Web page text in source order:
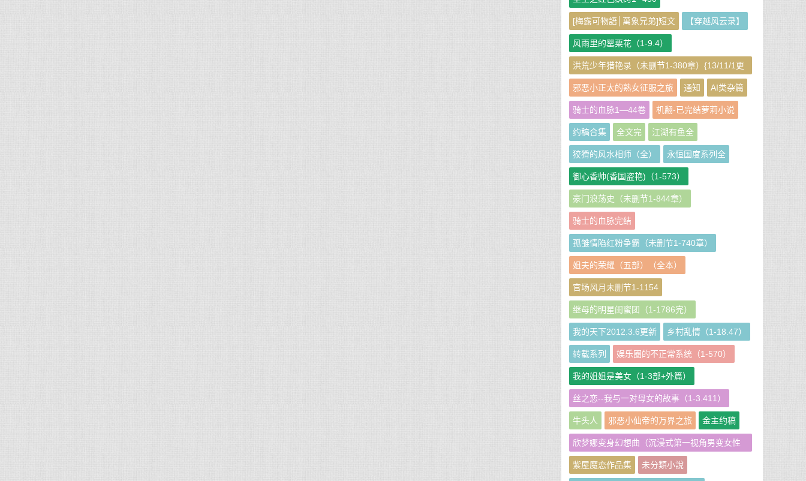
[梅露可物語│萬象兄弟]短文 【穿越风云录】
风雨里的罂粟花（1-9.4）
洪荒少年猎艳录（未删节1-380章）{13/11/1更
新}
邪恶小正太的熟女征服之旅 通知 AI类杂篇
骑士的血脉1—44卷 机翻-已完结萝莉小说
约稿合集 全文完 江湖有鱼全
狡猾的风水相师（全） 永恒国度系列全
御心香帅(香国盗艳)（1-573）
豪门浪荡史（未删节1-844章）
骑士的血脉完结
孤雏情陷红粉争霸（未删节1-740章）
姐夫的荣耀（五部）（全本）
官场风月未删节1-1154
继母的明星闺蜜团（1-1786完）
我的天下2012.3.6更新 乡村乱情（1-18.47）
转载系列 娱乐圈的不正常系统（1-570）
我的姐姐是美女（1-3部+外篇）
丝之恋--我与一对母女的故事（1-3.411）
牛头人 邪恶小仙帝的万界之旅 金主约稿
欣梦娜变身幻想曲（沉浸式第一视角男变女性
转短篇小说集）
紫屋魔恋作品集 未分類小說